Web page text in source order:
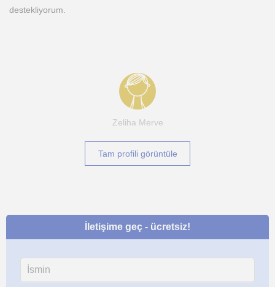
destekliyorum.
Zeliha Merve
Tam profili görüntüle
İletişime geç - ücretsiz!